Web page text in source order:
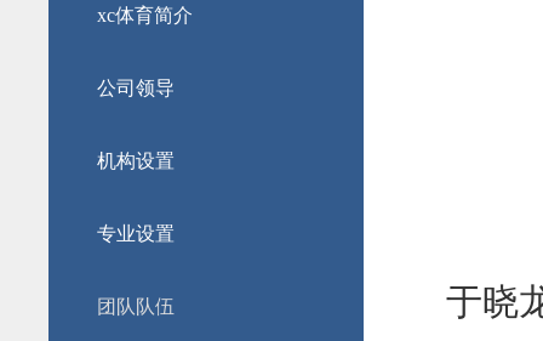
​xc体育简介
公司领导
机构设置
专业设置
团队队伍
于晓